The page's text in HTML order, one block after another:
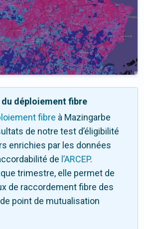
déploiement fibre
fibre à Mazingarbe
de notre test d’éligibilité
enrichies par les données
de l’ARCEP.
trimestre, elle permet de
de raccordement fibre des
point de mutualisation